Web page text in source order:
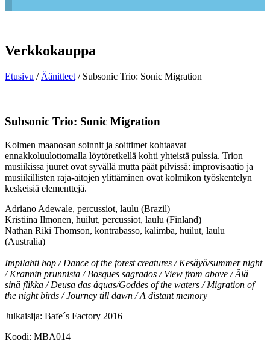
Verkkokauppa
Etusivu / Äänitteet / Subsonic Trio: Sonic Migration
Subsonic Trio: Sonic Migration
Kolmen maanosan soinnit ja soittimet kohtaavat
ennakkoluulottomalla löytöretkellä kohti yhteistä pulssia. Trion
musiikissa juuret ovat syvällä mutta päät pilvissä: improvisaatio ja
musiikillisten raja-aitojen ylittäminen ovat kolmikon työskentelyn
keskeisiä elementtejä.
Adriano Adewale, percussiot, laulu (Brazil)
Kristiina Ilmonen, huilut, percussiot, laulu (Finland)
Nathan Riki Thomson, kontrabasso, kalimba, huilut, laulu
(Australia)
Impilahti hop / Dance of the forest creatures / Kesäyö/summer night
/ Krannin prunnista / Bosques sagrados / View from above / Älä
sinä flikka / Deusa das áquas/Goddes of the waters / Migration of
the night birds / Journey till dawn / A distant memory
Julkaisija: Bafe´s Factory 2016
Koodi: MBA014